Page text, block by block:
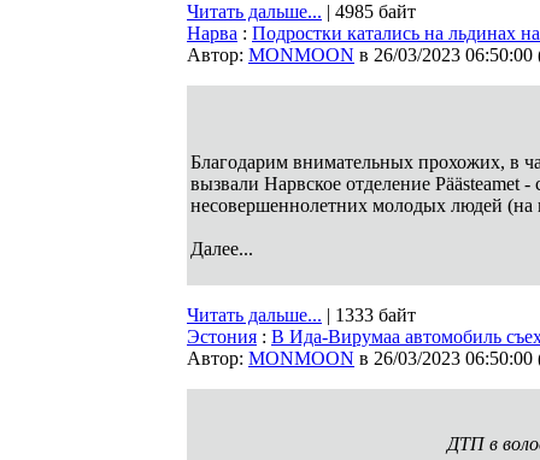
Читать дальше... | 4985 байт
Нарва : Подростки катались на льдинах
Автор: MONMOON в 26/03/2023 06:50:00
Благодарим внимательных прохожих, в
вызвали Нарвское отделение Päästeamet
несовершеннолетних молодых людей (на
Далее...
Читать дальше... | 1333 байт
Эстония : В Ида-Вирумаа автомобиль
Автор: MONMOON в 26/03/2023 06:50:00
ДТП в